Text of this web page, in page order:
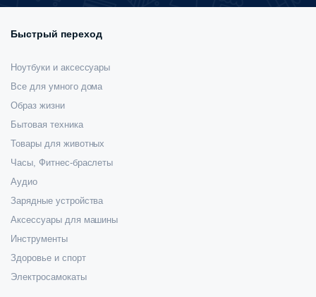
Быстрый переход
Ноутбуки и аксессуары
Все для умного дома
Образ жизни
Бытовая техника
Товары для животных
Часы, Фитнес-браслеты
Аудио
Зарядные устройства
Аксессуары для машины
Инструменты
Здоровье и спорт
Электросамокаты